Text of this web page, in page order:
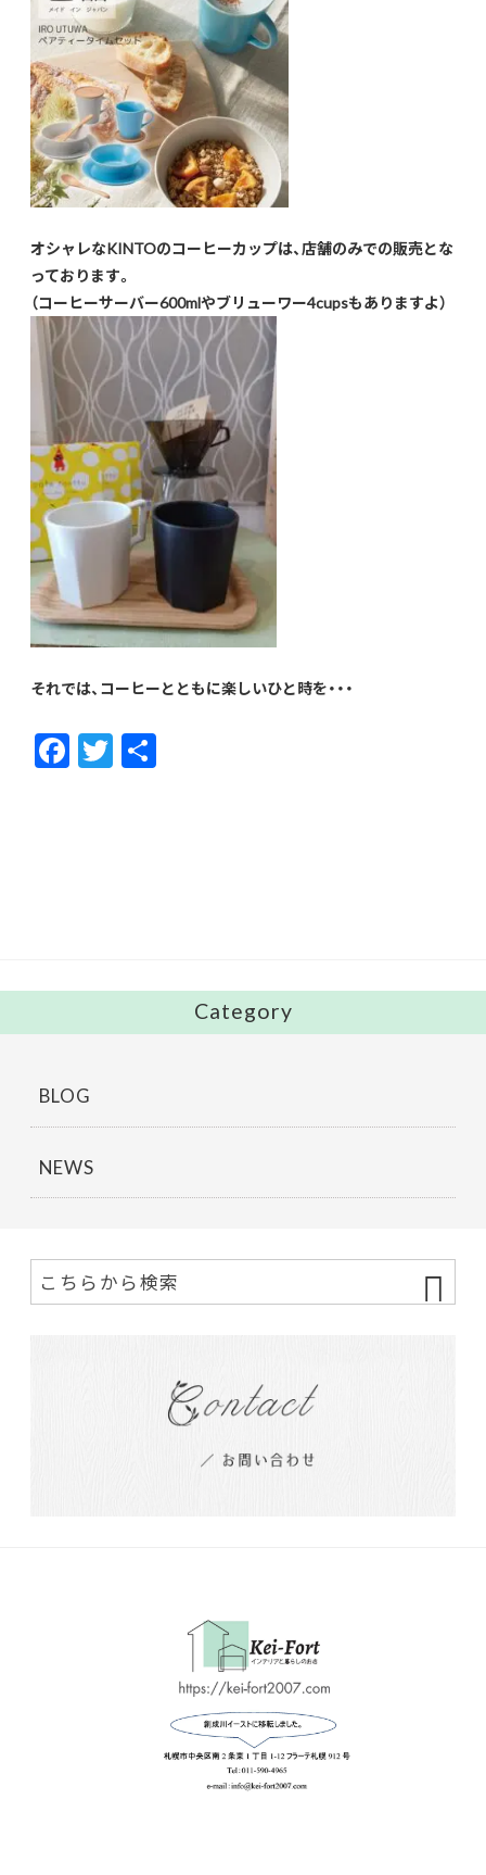
オシャレなKINTOのコーヒーカップは、店舗のみでの販売とな
っております。
（コーヒーサーバー600mlやブリューワー4cupsもありますよ）
それでは、コーヒーとともに楽しいひと時を・・・
F
ac
T
w
Category
BLOG
NEWS